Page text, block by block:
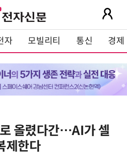
자 모빌리티 통신 경제
올렸다간…AI가 셀
제한다